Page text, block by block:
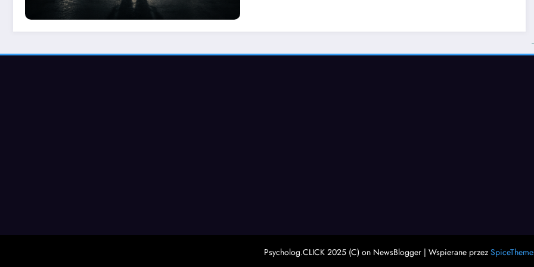
Psycholog.CLICK 2025 (C) on NewsBlogger | Wspierane przez